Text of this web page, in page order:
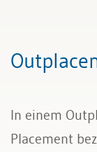
In einem
Placement